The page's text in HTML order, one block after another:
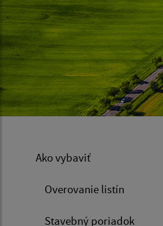
Ako vybaviť
Overovanie listín
Stavebný poriadok